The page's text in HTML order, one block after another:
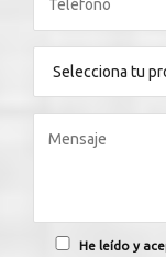
He leído y